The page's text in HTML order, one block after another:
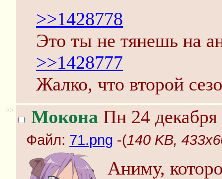
>>1428778
Это ты не тянешь на
>>1428777
Жалко, что второй
>> Мокона Пн 24
Файл: 71.png -(140 KB,
Аниму,